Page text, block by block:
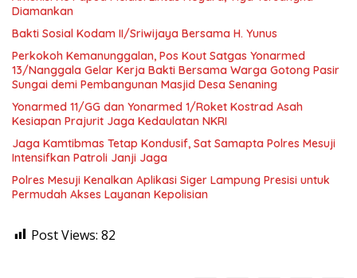
Diamankan
Bakti Sosial Kodam II/Sriwijaya Bersama H. Yunus
Perkokoh Kemanunggalan, Pos Kout Satgas Yonarmed
13/Nanggala Gelar Kerja Bakti Bersama Warga Gotong Pasir
Sungai demi Pembangunan Masjid Desa Senaning
Yonarmed 11/GG dan Yonarmed 1/Roket Kostrad Asah
Kesiapan Prajurit Jaga Kedaulatan NKRI
Jaga Kamtibmas Tetap Kondusif, Sat Samapta Polres Mesuji
Intensifkan Patroli Janji Jaga
Polres Mesuji Kenalkan Aplikasi Siger Lampung Presisi untuk
Permudah Akses Layanan Kepolisian
Post Views: 82